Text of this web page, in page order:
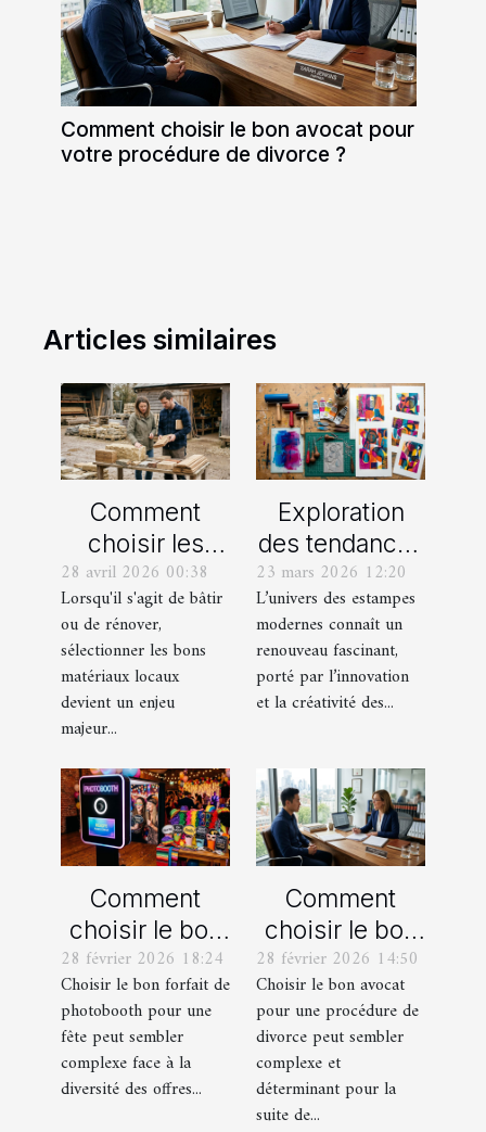
Comment choisir le bon avocat pour
votre procédure de divorce ?
Articles similaires
Comment
choisir les
meilleurs
matériaux
locaux pour
votre maison ?
28 avril 2026 00:38
Lorsqu'il s'agit de bâtir
ou de rénover,
sélectionner les bons
matériaux locaux
devient un enjeu
majeur...
Exploration
des tendances
actuelles en
estampes
modernes
23 mars 2026 12:20
L’univers des estampes
modernes connaît un
renouveau fascinant,
porté par l’innovation
et la créativité des...
Comment
choisir le bon
forfait de
photobooth
pour votre fête
28 février 2026 18:24
Choisir le bon forfait de
photobooth pour une
fête peut sembler
complexe face à la
diversité des offres...
Comment
choisir le bon
avocat pour
votre
procédure de
divorce ?
28 février 2026 14:50
Choisir le bon avocat
pour une procédure de
divorce peut sembler
complexe et
déterminant pour la
suite de...